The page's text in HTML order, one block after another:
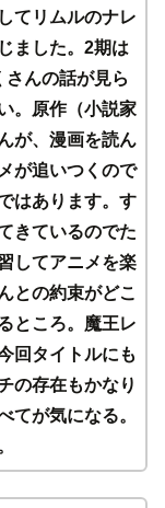
てリムルのナレ
ました。2期は
んの話が見ら
。原作（小説家
が、漫画を読ん
が追いつくので
はあります。す
きているのでた
してアニメを楽
との約束がどこ
ところ。魔王レ
回タイトルにも
の存在もかなり
てが気になる。